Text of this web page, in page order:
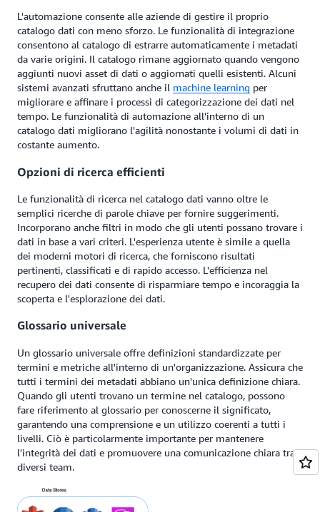
L'automazione consente alle aziende di gestire il proprio
catalogo dati con meno sforzo. Le funzionalità di integrazione
consentono al catalogo di estrarre automaticamente i metadati
da varie origini. Il catalogo rimane aggiornato quando vengono
aggiunti nuovi asset di dati o aggiornati quelli esistenti. Alcuni
sistemi avanzati sfruttano anche il machine learning per
migliorare e affinare i processi di categorizzazione dei dati nel
tempo. Le funzionalità di automazione all'interno di un
catalogo dati migliorano l'agilità nonostante i volumi di dati in
costante aumento.
Opzioni di ricerca efficienti
Le funzionalità di ricerca nel catalogo dati vanno oltre le
semplici ricerche di parole chiave per fornire suggerimenti.
Incorporano anche filtri in modo che gli utenti possano trovare i
dati in base a vari criteri. L'esperienza utente è simile a quella
dei moderni motori di ricerca, che forniscono risultati
pertinenti, classificati e di rapido accesso. L'efficienza nel
recupero dei dati consente di risparmiare tempo e incoraggia la
scoperta e l'esplorazione dei dati.
Glossario universale
Un glossario universale offre definizioni standardizzate per
termini e metriche all'interno di un'organizzazione. Assicura che
tutti i termini dei metadati abbiano un'unica definizione chiara.
Quando gli utenti trovano un termine nel catalogo, possono
fare riferimento al glossario per conoscerne il significato,
garantendo una comprensione e un utilizzo coerenti a tutti i
livelli. Ciò è particolarmente importante per mantenere
l'integrità dei dati e promuovere una comunicazione chiara tra i
diversi team.